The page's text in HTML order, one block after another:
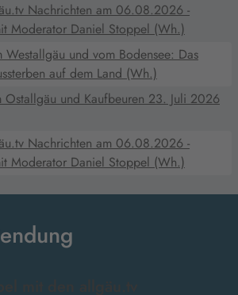
Nachrichten am 06.08.2026 -
Moderator Daniel Stoppel (Wh.)
Westallgäu und vom Bodensee: Das
auf dem Land (Wh.)
Ostallgäu und Kaufbeuren 23. Juli 2026
Nachrichten am 06.08.2026 -
Moderator Daniel Stoppel (Wh.)